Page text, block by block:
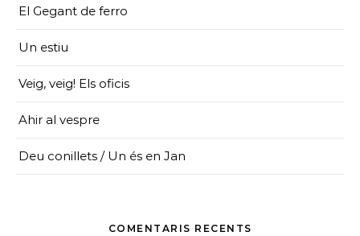
El Gegant de ferro
Un estiu
Veig, veig! Els oficis
Ahir al vespre
Deu conillets / Un és en Jan
COMENTARIS RECENTS